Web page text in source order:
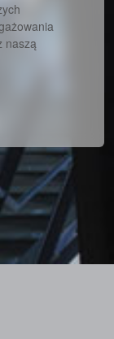
naszą